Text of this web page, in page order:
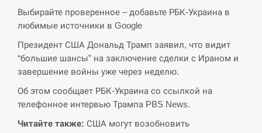
У Росії розгортається ракетний підрозділ КНДР –
Reuters
СЕРПЕНЬ
Поставки ракет для ПВО сократились втрое,
Выбирайте проверенное – добавьте РБК-Украина в
любимые источники в Google
Президент США Дональд Трамп заявил, что видит
“большие шансы” на заключение сделки с Ираном и
завершение войны уже через неделю.
Об этом сообщает РБК-Украина со ссылкой на
телефонное интервью Трампа PBS News.
Читайте также: США могут возобновить